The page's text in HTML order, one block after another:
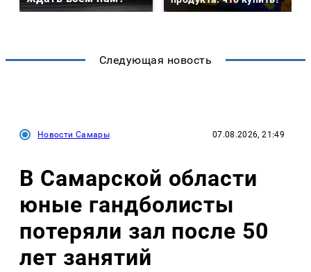
Следующая новость
Новости Самары 07.08.2026, 21:49
В Самарской области
юные гандболисты
потеряли зал после 50
лет занятий